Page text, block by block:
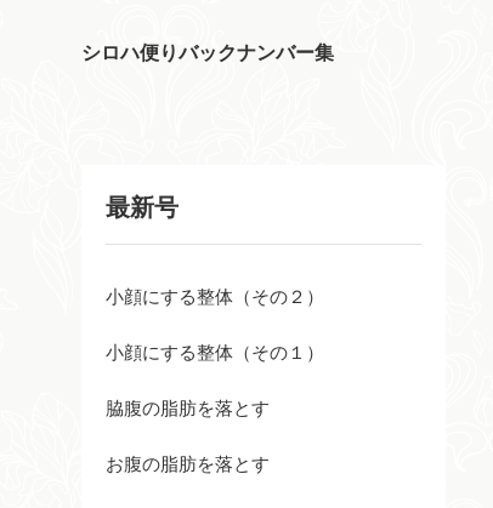
シロハ便りバックナンバー集
最新号
小顔にする整体（その２）
小顔にする整体（その１）
脇腹の脂肪を落とす
お腹の脂肪を落とす